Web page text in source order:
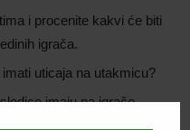
i procenite kakvi će biti
igrača.
uticaja na utakmicu?
imaju na igrače